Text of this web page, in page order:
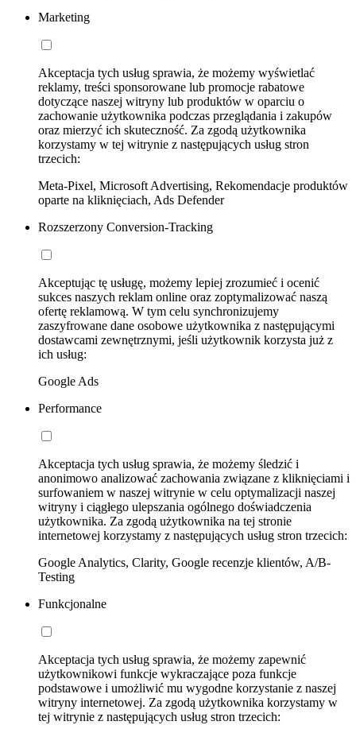
Marketing
Akceptacja tych usług sprawia, że możemy wyświetlać
reklamy, treści sponsorowane lub promocje rabatowe
dotyczące naszej witryny lub produktów w oparciu o
zachowanie użytkownika podczas przeglądania i zakupów
oraz mierzyć ich skuteczność. Za zgodą użytkownika
korzystamy w tej witrynie z następujących usług stron
trzecich:
Meta-Pixel, Microsoft Advertising, Rekomendacje produktów
oparte na kliknięciach, Ads Defender
Rozszerzony Conversion-Tracking
Akceptując tę usługę, możemy lepiej zrozumieć i ocenić
sukces naszych reklam online oraz zoptymalizować naszą
ofertę reklamową. W tym celu synchronizujemy
zaszyfrowane dane osobowe użytkownika z następującymi
dostawcami zewnętrznymi, jeśli użytkownik korzysta już z
ich usług:
Google Ads
Performance
Akceptacja tych usług sprawia, że możemy śledzić i
anonimowo analizować zachowania związane z kliknięciami i
surfowaniem w naszej witrynie w celu optymalizacji naszej
witryny i ciągłego ulepszania ogólnego doświadczenia
użytkownika. Za zgodą użytkownika na tej stronie
internetowej korzystamy z następujących usług stron trzecich:
Google Analytics, Clarity, Google recenzje klientów, A/B-
Testing
Funkcjonalne
Akceptacja tych usług sprawia, że możemy zapewnić
użytkownikowi funkcje wykraczające poza funkcje
podstawowe i umożliwić mu wygodne korzystanie z naszej
witryny internetowej. Za zgodą użytkownika korzystamy w
tej witrynie z następujących usług stron trzecich: